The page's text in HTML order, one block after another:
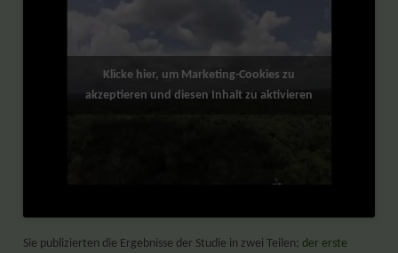
Klicke hier, um Marketing-Cookies zu
akzeptieren und diesen Inhalt zu aktivieren
Sie publizierten die Ergebnisse der Studie in zwei Teilen; der erste